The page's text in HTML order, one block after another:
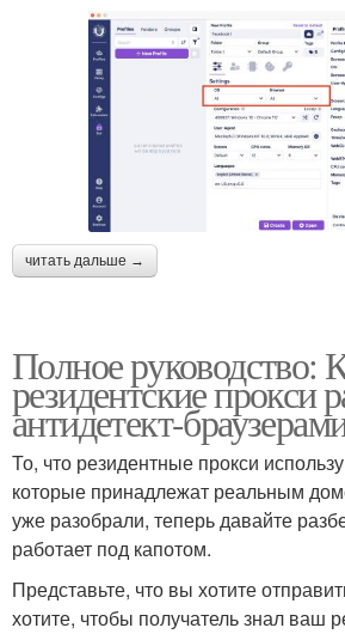
читать дальше →
Полное руководство:
резидентские прокси
антидетект-
То, что резидентные прокси
которые принадлежат реальным
уже разобрали, теперь давайте
работает под капотом.
Представьте, что вы хотите
хотите, чтобы получатель знал ваш